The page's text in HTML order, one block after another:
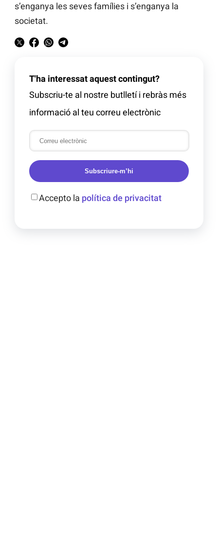
s’enganya les seves famílies i s’enganya la
societat.
T'ha interessat aquest contingut?
Subscriu-te al nostre butlletí i rebràs més
informació al teu correu electrònic
Subscriure-m’hi
Accepto la política de privacitat